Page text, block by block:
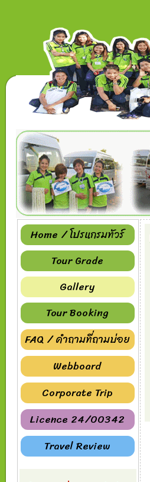
Home / โปรแกรมทัวร์
Tour Grade
Gallery
Tour Booking
FAQ / คำถามที่ถามบ่อย
Webboard
Corporate Trip
Licence 24/00342
Travel Review